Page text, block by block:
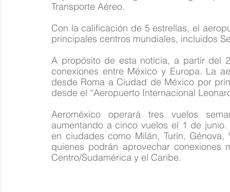
Transporte Aéreo.
Con la calificación de 5 estrellas, el
principales centros mundiales, incluidos
A propósito de esta noticia, a partir del
conexiones entre México y Europa. La
desde Roma a Ciudad de México por
desde el “Aeropuerto Internacional
Aeroméxico operará tres vuelos
aumentando a cinco vuelos el 1 de
en ciudades como Milán, Turín,
quienes podrán aprovechar
Centro/Sudamérica y el Caribe.